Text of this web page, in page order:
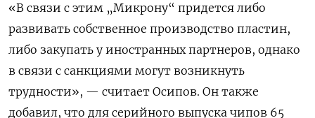
«В связи с этим „Микрону“ придется либо
развивать собственное производство пластин,
либо закупать у иностранных партнеров, однако
в связи с санкциями могут возникнуть
трудности», — считает Осипов. Он также
добавил, что для серийного выпуска чипов 65